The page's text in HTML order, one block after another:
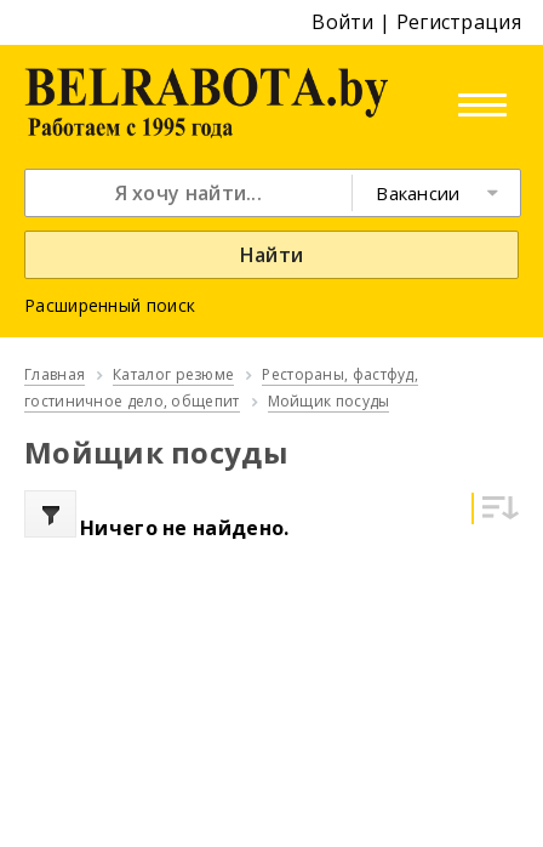
Войти | Регистрация
Вакансии
Найти
Расширенный поиск
Главная Каталог резюме
Рестораны, фастфуд,
гостиничное дело, общепит
Мойщик посуды
Мойщик посуды
Ничего не найдено.